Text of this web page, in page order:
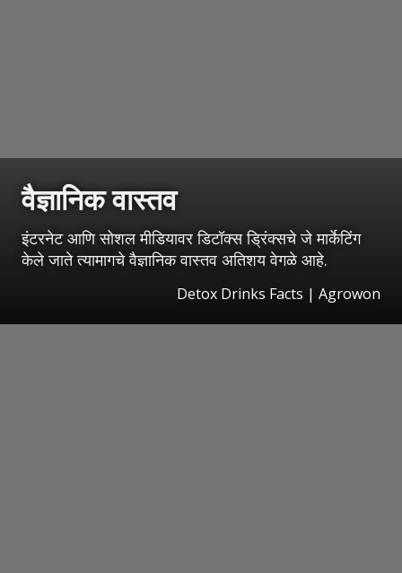
वैज्ञानिक वास्तव
इंटरनेट आणि सोशल मीडियावर डिटॉक्स ड्रिंक्सचे जे मार्केटिंग
केले जाते त्यामागचे वैज्ञानिक वास्तव अतिशय वेगळे आहे.
Detox Drinks Facts | Agrowon